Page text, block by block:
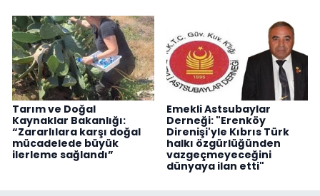
Tarım ve Doğal
Kaynaklar Bakanlığı:
“Zararlılara karşı doğal
mücadelede büyük
ilerleme sağlandı”
Emekli Astsubaylar
Derneği: "Erenköy
Direnişi'yle Kıbrıs Türk
halkı özgürlüğünden
vazgeçmeyeceğini
dünyaya ilan etti"